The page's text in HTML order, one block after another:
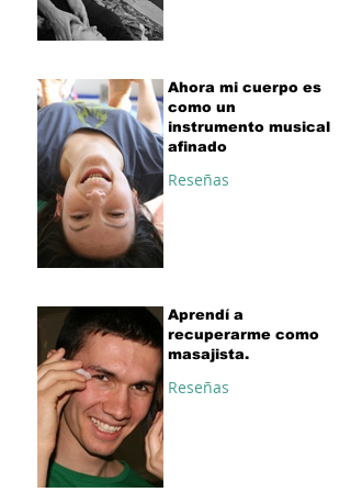
Ahora mi cuerpo es
como un
instrumento musical
afinado
Reseñas
Aprendí a
recuperarme como
masajista.
Reseñas